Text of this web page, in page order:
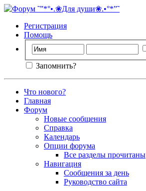
Регистрация
Помощь
Запомнить?
Что нового?
Главная
Форум
Новые сообщения
Справка
Календарь
Опции форума
Все разделы прочитаны
Навигация
Сообщения за день
Руководство сайта